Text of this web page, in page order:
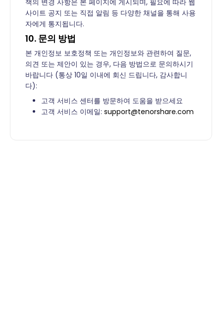
사이트 공지 또는 직접 알림 등 다양한 채널을 통해 사용
자에게 통지됩니다.
10. 문의 방법
본 개인정보 보호정책 또는 개인정보와 관련하여 질문,
의견 또는 제안이 있는 경우, 다음 방법으로 문의하시기
바랍니다 (통상 10일 이내에 회신 드립니다, 감사합니
다):
고객 서비스 센터를 방문하여 도움을 받으세요
고객 서비스 이메일: support@tenorshare.com